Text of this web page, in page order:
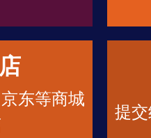
东等商城
提